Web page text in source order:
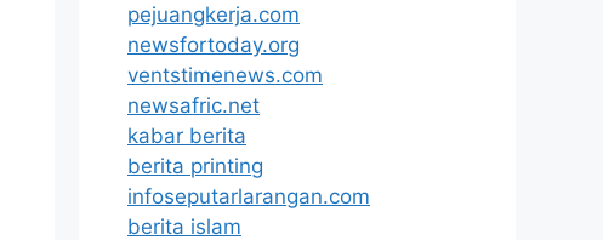
pejuangkerja.com
newsfortoday.org
ventstimenews.com
newsafric.net
kabar berita
berita printing
infoseputarlarangan.com
berita islam